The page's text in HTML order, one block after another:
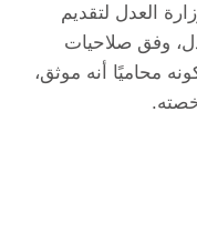
العدل لتقديم
وفق صلاحيات
محاميًا أنه موثق،